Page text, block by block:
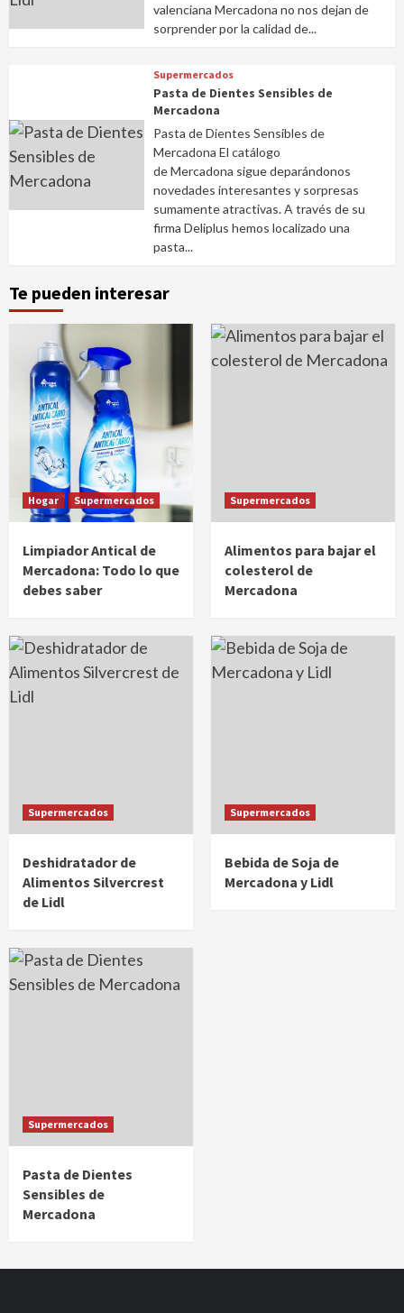
valenciana Mercadona no nos dejan de
sorprender por la calidad de...
Supermercados
Pasta de Dientes Sensibles de
Mercadona
Pasta de Dientes Sensibles de
Mercadona El catálogo
de Mercadona sigue deparándonos
novedades interesantes y sorpresas
sumamente atractivas. A través de su
firma Deliplus hemos localizado una
pasta...
Te pueden interesar
Hogar Supermercados
Limpiador Antical de
Mercadona: Todo lo que
debes saber
Supermercados
Alimentos para bajar el
colesterol de
Mercadona
Supermercados
Deshidratador de
Alimentos Silvercrest
de Lidl
Supermercados
Bebida de Soja de
Mercadona y Lidl
Supermercados
Pasta de Dientes
Sensibles de
Mercadona